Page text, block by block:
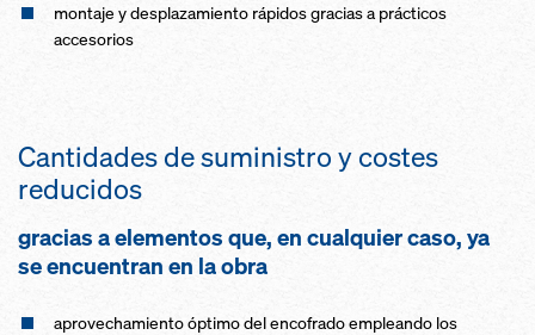
montaje y desplazamiento rápidos gracias a prácti­cos
accesorios
Cantidades de suministro y cos­tes
reducidos
gracias a elementos que, en cualquier caso, ya
se encuentran en la obra
aprovechamiento óptimo del encofra­do empleando los